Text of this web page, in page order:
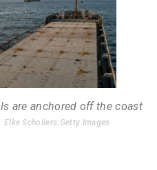
are anchored off the coast
Elke Scholiers:Getty Images